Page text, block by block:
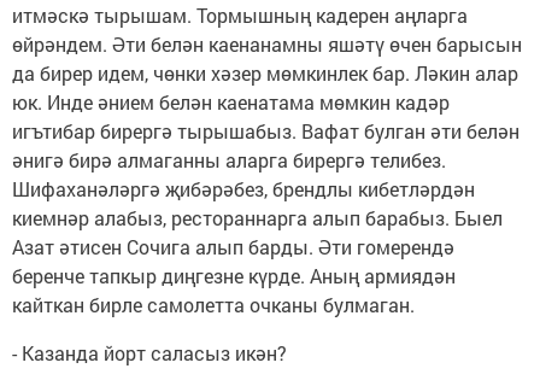
итмәскә тырышам. Тормышның кадерен аңларга
өйрәндем. Әти белән каенанамны яшәтү өчен барысын
да бирер идем, чөнки хәзер мөмкинлек бар. Ләкин алар
юк. Инде әнием белән каенатама мөмкин кадәр
игътибар бирергә тырышабыз. Вафат булган әти белән
әнигә бирә алмаганны аларга бирергә телибез.
Шифаханәләргә җибәрәбез, брендлы кибетләрдән
киемнәр алабыз, рестораннарга алып барабыз. Быел
Азат әтисен Сочига алып барды. Әти гомерендә
беренче тапкыр диңгезне күрде. Аның армиядән
кайткан бирле самолетта очканы булмаган.
- Казанда йорт саласыз икән?